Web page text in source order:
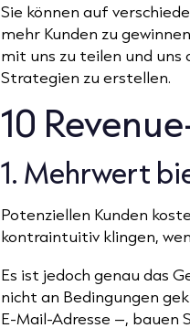
Sie können auf
mehr Kunden zu
mit uns zu teilen und
Strategien zu erstellen.
10
1. Mehrwert
Potenziellen Kunden
kontraintuitiv klingen,
Es ist jedoch genau das
nicht an Bedingungen
E-Mail-Adresse –, bauen